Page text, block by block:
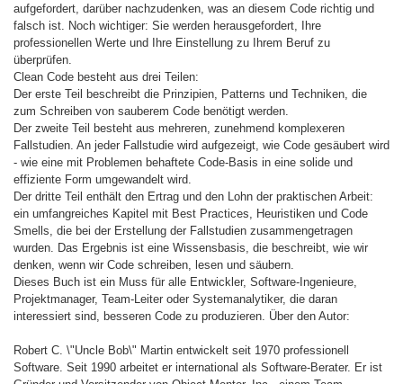
aufgefordert, darüber nachzudenken, was an diesem Code richtig und
falsch ist. Noch wichtiger: Sie werden herausgefordert, Ihre
professionellen Werte und Ihre Einstellung zu Ihrem Beruf zu
überprüfen.
Clean Code besteht aus drei Teilen:
Der erste Teil beschreibt die Prinzipien, Patterns und Techniken, die
zum Schreiben von sauberem Code benötigt werden.
Der zweite Teil besteht aus mehreren, zunehmend komplexeren
Fallstudien. An jeder Fallstudie wird aufgezeigt, wie Code gesäubert wird
- wie eine mit Problemen behaftete Code-Basis in eine solide und
effiziente Form umgewandelt wird.
Der dritte Teil enthält den Ertrag und den Lohn der praktischen Arbeit:
ein umfangreiches Kapitel mit Best Practices, Heuristiken und Code
Smells, die bei der Erstellung der Fallstudien zusammengetragen
wurden. Das Ergebnis ist eine Wissensbasis, die beschreibt, wie wir
denken, wenn wir Code schreiben, lesen und säubern.
Dieses Buch ist ein Muss für alle Entwickler, Software-Ingenieure,
Projektmanager, Team-Leiter oder Systemanalytiker, die daran
interessiert sind, besseren Code zu produzieren. Über den Autor:
Robert C. \"Uncle Bob\" Martin entwickelt seit 1970 professionell
Software. Seit 1990 arbeitet er international als Software-Berater. Er ist